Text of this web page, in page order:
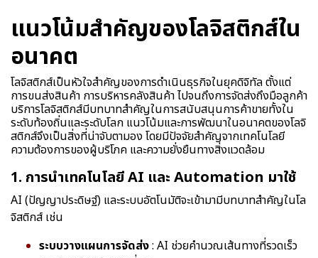
แนวโน้มสำคัญของโลจิสติกส์ใน
อนาคต
โลจิสติกส์เป็นหัวใจสำคัญของการดำเนินธุรกิจในยุคดิจิทัล ตั้งแต่
การขนส่งสินค้า การบริหารคลังสินค้า ไปจนถึงการจัดส่งถึงมือลูกค้า
บริการโลจิสติกส์มีบทบาทสำคัญในการสนับสนุนการค้าขายทั้งใน
ระดับท้องถิ่นและระดับโลก แนวโน้มและการพัฒนาในอนาคตของโลจิ
สติกส์จึงเป็นสิ่งที่น่าจับตามอง โดยมีปัจจัยสำคัญจากเทคโนโลยี
ความต้องการของผู้บริโภค และความยั่งยืนทางสิ่งแวดล้อม
1. การนำเทคโนโลยี AI และ Automation มาใช้
AI (ปัญญาประดิษฐ์) และระบบอัตโนมัติจะเข้ามามีบทบาทสำคัญในโล
จิสติกส์ เช่น
ระบบวางแผนการจัดส่ง: AI ช่วยคำนวณเส้นทางที่รวดเร็ว